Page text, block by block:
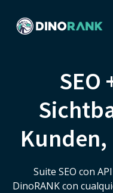
SEO
Suite SEO con
DinoRANK con